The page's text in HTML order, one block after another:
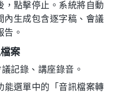
，點擊停止。系統將自動
內生成包含逐字稿、會議
告。
案
記錄、講座錄音。
能選單中的「音訊檔案轉